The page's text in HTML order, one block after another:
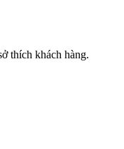
thích khách hàng.